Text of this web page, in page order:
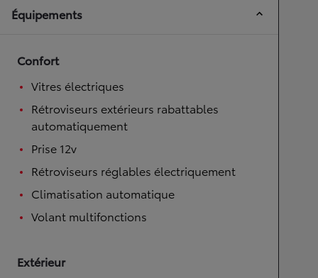
Équipements
Confort
Vitres électriques
Rétroviseurs extérieurs rabattables
automatiquement
Prise 12v
Rétroviseurs réglables électriquement
Climatisation automatique
Volant multifonctions
Extérieur